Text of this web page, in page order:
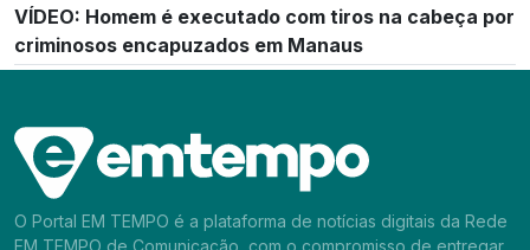
VÍDEO: Homem é executado com tiros na cabeça por
criminosos encapuzados em Manaus
O Portal EM TEMPO é a plataforma de notícias digitais da Rede
EM TEMPO de Comunicação, com o compromisso de entregar